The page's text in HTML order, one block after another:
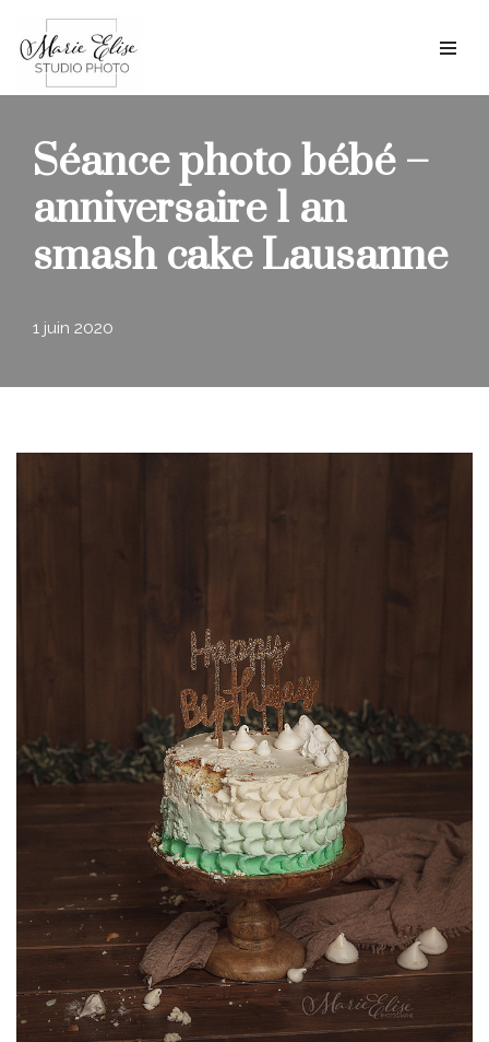
Aller
au
Séance photo bébé –
anniversaire 1 an
smash cake Lausanne
1 juin 2020